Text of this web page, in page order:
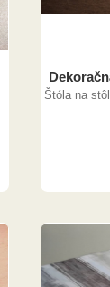
Štóla na stôl